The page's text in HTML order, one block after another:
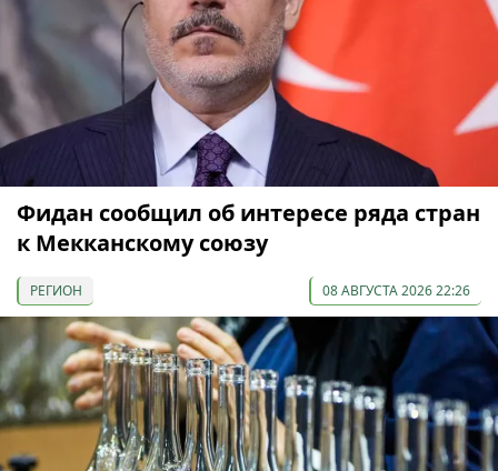
Фидан сообщил об интересе ряда стран
к Мекканскому союзу
РЕГИОН 08 АВГУСТА 2026 22:26